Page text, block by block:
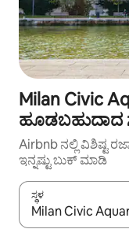
Milan Civic
ಹೂಡಬಹುದಾದ
Airbnb ನಲ್ಲಿ ವಿಶಿಷ್ಟ
ಇನ್ನಷ್ಟು ಬುಕ್ ಮಾಡಿ
ಸ್ಥಳ
ಫಲಿತಾಂಶಗಳು